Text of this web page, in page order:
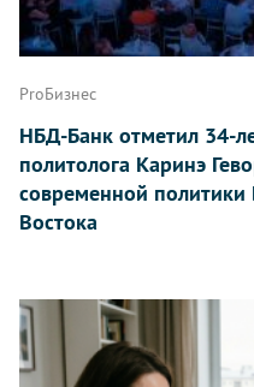
ProБизнес
НБД-Банк отметил 34-
политолога Каринэ
современной политики
Востока